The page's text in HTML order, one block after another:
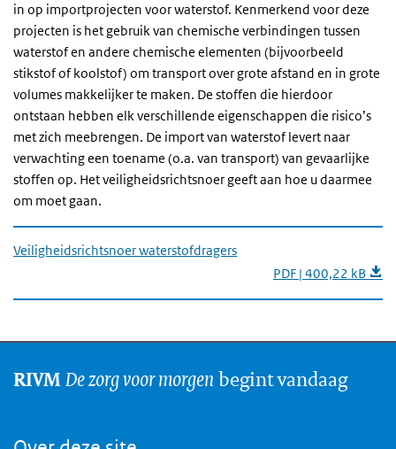
in op importprojecten voor waterstof. Kenmerkend voor deze
projecten is het gebruik van chemische verbindingen tussen
waterstof en andere chemische elementen (bijvoorbeeld
stikstof of koolstof) om transport over grote afstand en in grote
volumes makkelijker te maken. De stoffen die hierdoor
ontstaan hebben elk verschillende eigenschappen die risico’s
met zich meebrengen. De import van waterstof levert naar
verwachting een toename (o.a. van transport) van gevaarlijke
stoffen op. Het veiligheidsrichtsnoer geeft aan hoe u daarmee
om moet gaan.
Veiligheidsrichtsnoer waterstofdragers
PDF | 400,22 kB
RIVMDe zorg voor morgen begint vandaag